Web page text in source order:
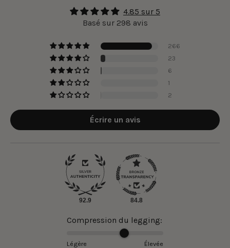
4.85 sur 5
Basé sur 298 avis
266
23
6
1
2
Écrire un avis
92.9 84.8
Compression du legging:
Légère Élevée